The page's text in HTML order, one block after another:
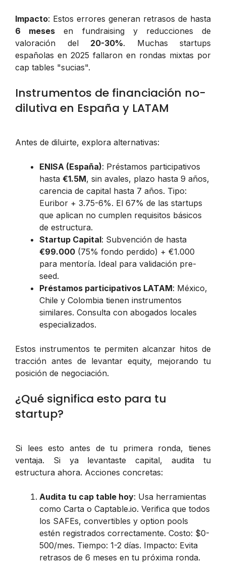
Impacto: Estos errores generan retrasos de hasta
6 meses en fundraising y reducciones de
valoración del 20-30%. Muchas startups
españolas en 2025 fallaron en rondas mixtas por
cap tables "sucias".
Instrumentos de financiación no-
dilutiva en España y LATAM
Antes de diluirte, explora alternativas:
ENISA (España): Préstamos participativos
hasta €1.5M, sin avales, plazo hasta 9 años,
carencia de capital hasta 7 años. Tipo:
Euribor + 3.75-6%. El 67% de las startups
que aplican no cumplen requisitos básicos
de estructura.
Startup Capital: Subvención de hasta
€99.000 (75% fondo perdido) + €1.000
para mentoría. Ideal para validación pre-
seed.
Préstamos participativos LATAM: México,
Chile y Colombia tienen instrumentos
similares. Consulta con abogados locales
especializados.
Estos instrumentos te permiten alcanzar hitos de
tracción antes de levantar equity, mejorando tu
posición de negociación.
¿Qué significa esto para tu
startup?
Si lees esto antes de tu primera ronda, tienes
ventaja. Si ya levantaste capital, audita tu
estructura ahora. Acciones concretas:
Audita tu cap table hoy: Usa herramientas
como Carta o Captable.io. Verifica que todos
los SAFEs, convertibles y option pools
estén registrados correctamente. Costo: $0-
500/mes. Tiempo: 1-2 días. Impacto: Evita
retrasos de 6 meses en tu próxima ronda.